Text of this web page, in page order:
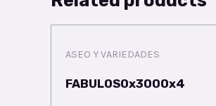
ASEO Y VARIEDADES
FABULOSOx3000x4